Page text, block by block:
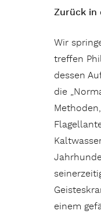
Zurück in
Wir
treffen
dessen
die
einem